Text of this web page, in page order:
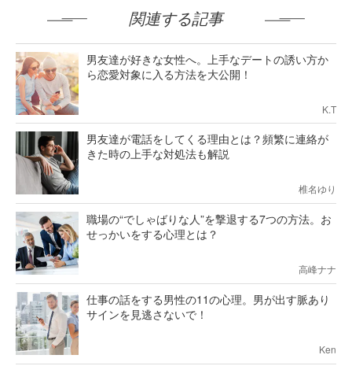
関連する記事
男友達が好きな女性へ。上手なデートの誘い方か
ら恋愛対象に入る方法を大公開！
K.T
男友達が電話をしてくる理由とは？頻繁に連絡が
きた時の上手な対処法も解説
椎名ゆり
職場の“でしゃばりな人”を撃退する7つの方法。お
せっかいをする心理とは？
高峰ナナ
仕事の話をする男性の11の心理。男が出す脈あり
サインを見逃さないで！
Ken